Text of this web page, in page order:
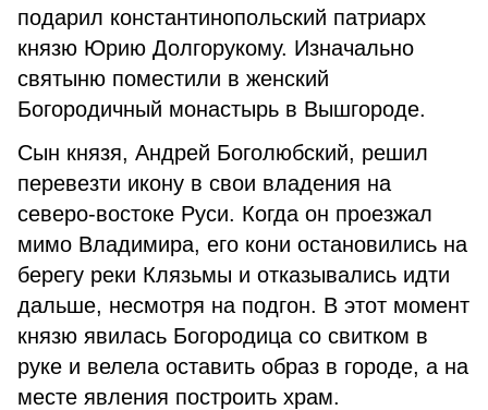
подарил константинопольский патриарх
князю Юрию Долгорукому. Изначально
святыню поместили в женский
Богородичный монастырь в Вышгороде.
Сын князя, Андрей Боголюбский, решил
перевезти икону в свои владения на
северо-востоке Руси. Когда он проезжал
мимо Владимира, его кони остановились на
берегу реки Клязьмы и отказывались идти
дальше, несмотря на подгон. В этот момент
князю явилась Богородица со свитком в
руке и велела оставить образ в городе, а на
месте явления построить храм.